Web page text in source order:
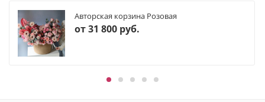
Авторская корзина Розовая
от31 800 руб.